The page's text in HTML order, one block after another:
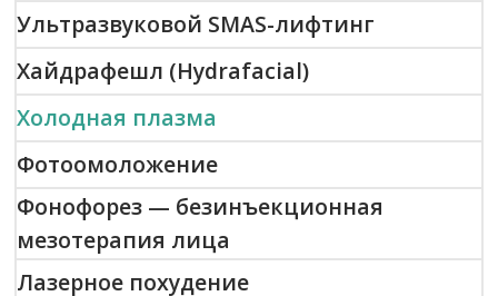
Омоложение кожи с помощью процедуры
«ХОЛОДНАЯ ПЛАЗМА»